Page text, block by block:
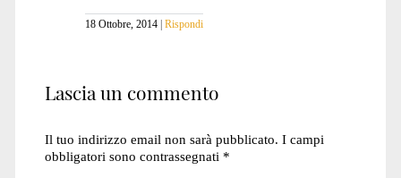
18 Ottobre, 2014 Rispondi
Lascia un commento
Il tuo indirizzo email non sarà pubblicato. I campi
obbligatori sono contrassegnati *